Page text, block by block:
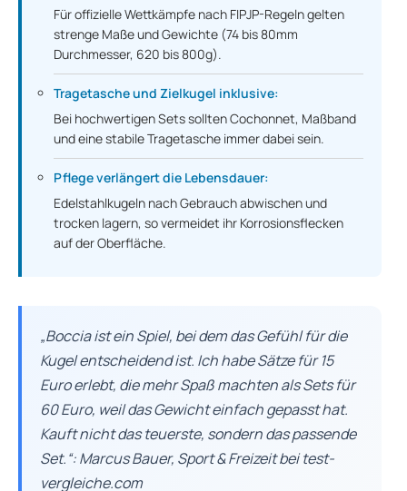
Für offizielle Wettkämpfe nach FIPJP-Regeln gelten
strenge Maße und Gewichte (74 bis 80mm
Durchmesser, 620 bis 800g).
Tragetasche und Zielkugel inklusive:
Bei hochwertigen Sets sollten Cochonnet, Maßband
und eine stabile Tragetasche immer dabei sein.
Pflege verlängert die Lebensdauer:
Edelstahlkugeln nach Gebrauch abwischen und
trocken lagern, so vermeidet ihr Korrosionsflecken
auf der Oberfläche.
„Boccia ist ein Spiel, bei dem das Gefühl für die
Kugel entscheidend ist. Ich habe Sätze für 15
Euro erlebt, die mehr Spaß machten als Sets für
60 Euro, weil das Gewicht einfach gepasst hat.
Kauft nicht das teuerste, sondern das passende
Set.“: Marcus Bauer, Sport & Freizeit bei test-
vergleiche.com